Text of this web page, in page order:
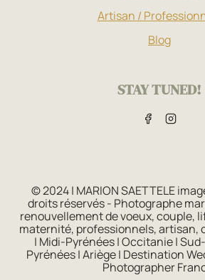
Artisan /
Blog
STAY TUNED!
© 2024 | MARION SAETTELE
droits réservés - Photographe
renouvellement de voeux, couple,
maternité, professionnels, artisan,
| Midi-Pyrénées|Occitanie|
Pyrénées|Ariège | Destination
Photographer